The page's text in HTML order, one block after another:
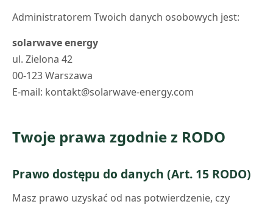
Administratorem Twoich danych osobowych jest:
solarwave energy
ul. Zielona 42
00-123 Warszawa
E-mail: kontakt@solarwave-energy.com
Twoje prawa zgodnie z RODO
Prawo dostępu do danych (Art. 15 RODO)
Masz prawo uzyskać od nas potwierdzenie, czy